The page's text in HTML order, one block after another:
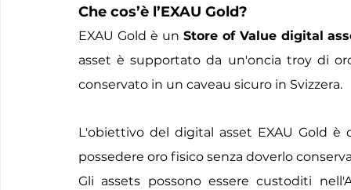
Che cos’è l’EXAU Gold?
EXAU Gold è un Store of Value digital
asset è supportato da un'oncia troy di
conservato in un caveau sicuro in Svizzera.
L'obiettivo del digital asset EXAU Gold
possedere oro fisico senza doverlo
Gli assets possono essere custoditi